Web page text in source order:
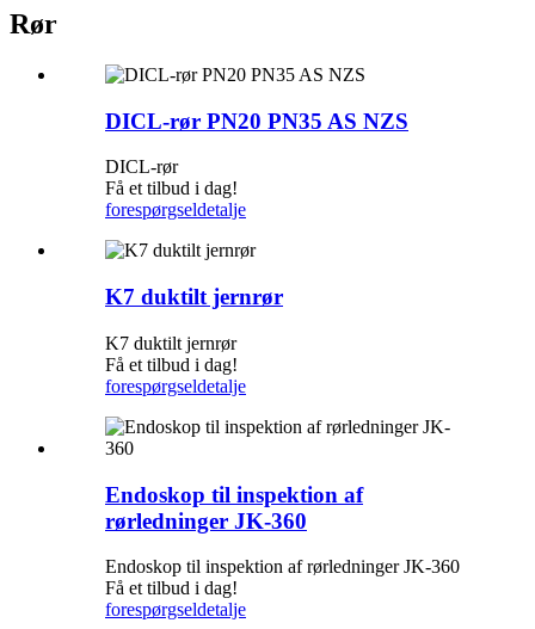
Rør
DICL-rør PN20 PN35 AS NZS
DICL-rør
Få et tilbud i dag!
forespørgseldetalje
K7 duktilt jernrør
K7 duktilt jernrør
Få et tilbud i dag!
forespørgseldetalje
Endoskop til inspektion af
rørledninger JK-360
Endoskop til inspektion af rørledninger JK-360
Få et tilbud i dag!
forespørgseldetalje